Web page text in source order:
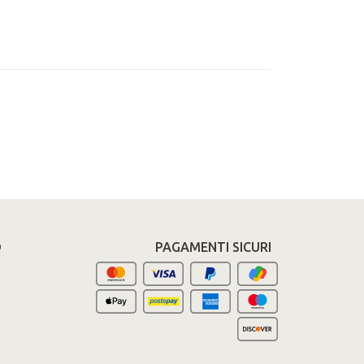
PAGAMENTI SICURI